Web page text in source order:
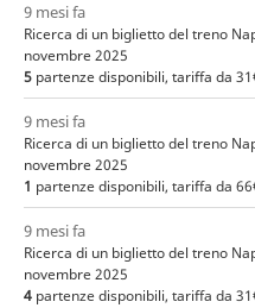
9 mesi fa
Ricerca di un biglietto del treno
novembre 2025
5 partenze disponibili, tariffa da
9 mesi fa
Ricerca di un biglietto del treno
novembre 2025
1 partenze disponibili, tariffa da
9 mesi fa
Ricerca di un biglietto del treno
novembre 2025
4 partenze disponibili, tariffa da